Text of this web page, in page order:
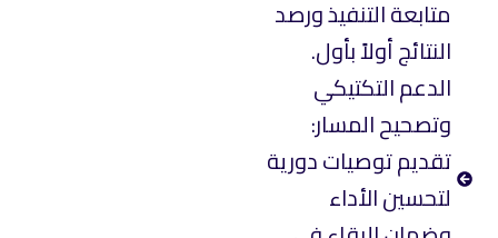
متابعة التنفيذ ورصد
النتائج أولاً بأول.
الدعم التكتيكي
وتصحيح المسار:
تقديم توصيات دورية
لتحسين الأداء